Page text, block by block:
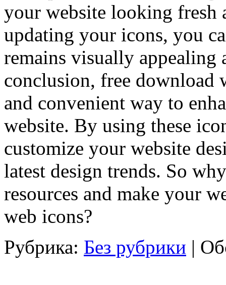
your website looking fresh
updating your icons, you
remains visually appealing
conclusion, free download
and convenient way to
website. By using these
customize your website
latest design trends. So
resources and make your
web icons?
Рубрика: Без рубрики |